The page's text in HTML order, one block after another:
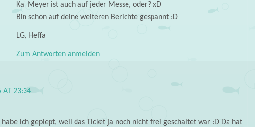
Kai Meyer ist auch auf jeder Messe, oder? xD
Bin schon auf deine weiteren Berichte gespannt :D
LG, Heffa
Zum Antworten anmelden
AT 23:34
habe ich gepiept, weil das Ticket ja noch nicht frei geschaltet war :D Da hat